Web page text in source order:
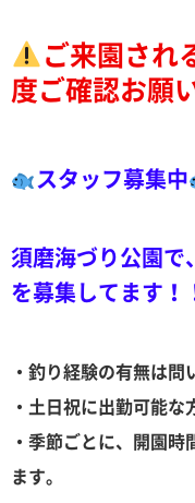
ご来園され
度ご確認お願
スタッフ募集中
須磨海づり公園で
を募集してます！
・釣り経験の有無は問
・土日祝に出勤可能な
・季節ごとに、開園
ます。